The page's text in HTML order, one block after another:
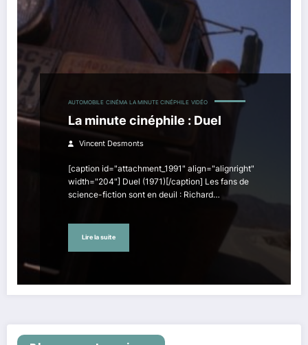
AUTOMOBILE CINÉMA LA MINUTE CINÉPHILE VIDÉO
La minute cinéphile : Duel
Vincent Desmonts
[caption id="attachment_1991" align="alignright"
width="204"] Duel (1971)[/caption] Les fans de
science-fiction sont en deuil : Richard…
Lire la suite